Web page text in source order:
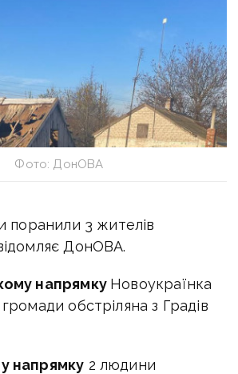
Фото: ДонОВА
поранили 3 жителів
ДонОВА.
напрямку Новоукраїнка
обстріляна з Градів
напрямку 2 людини